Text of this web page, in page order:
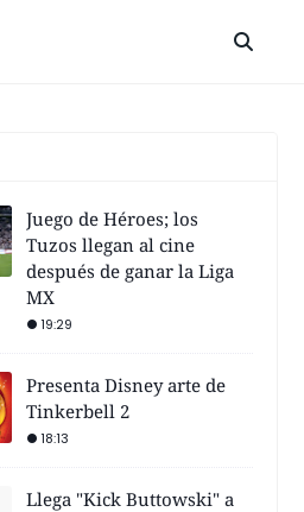
Juego de Héroes; los
Tuzos llegan al cine
después de ganar la Liga
MX
19:29
Presenta Disney arte de
Tinkerbell 2
18:13
Llega "Kick Buttowski" a